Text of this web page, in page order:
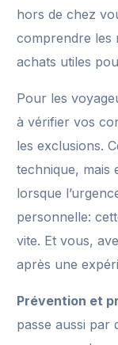
hors de chez
comprendre les
achats utiles
Pour les
à vérifier vos
les exclusions.
technique, mais
lorsque
personnelle:
vite. Et vous,
après une
Prévention et
passe aussi par